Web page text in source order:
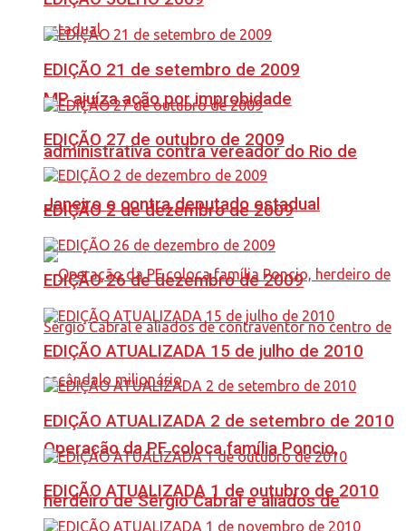
MP ajuíza ação por improbidade
administrativa contra vereador do Rio de
Janeiro e contra deputado estadual
Operação da PF coloca família Poncio,
herdeiro de Sérgio Cabral e aliados de
EDIÇÃO 21 de setembro de 2009
EDIÇÃO 27 de outubro de 2009
EDIÇÃO 2 de dezembro de 2009
EDIÇÃO 26 de dezembro de 2009
EDIÇÃO ATUALIZADA 15 de julho de 2010
EDIÇÃO ATUALIZADA 2 de setembro de 2010
EDIÇÃO ATUALIZADA 1 de outubro de 2010